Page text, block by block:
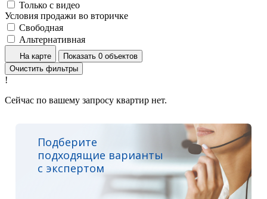
Только с видео
Условия продажи во вторичке
Свободная
Альтернативная
На карте
Показать 0 объектов
Очистить фильтры
!
Сейчас по вашему запросу квартир нет.
Подберите
подходящие варианты
с экспертом